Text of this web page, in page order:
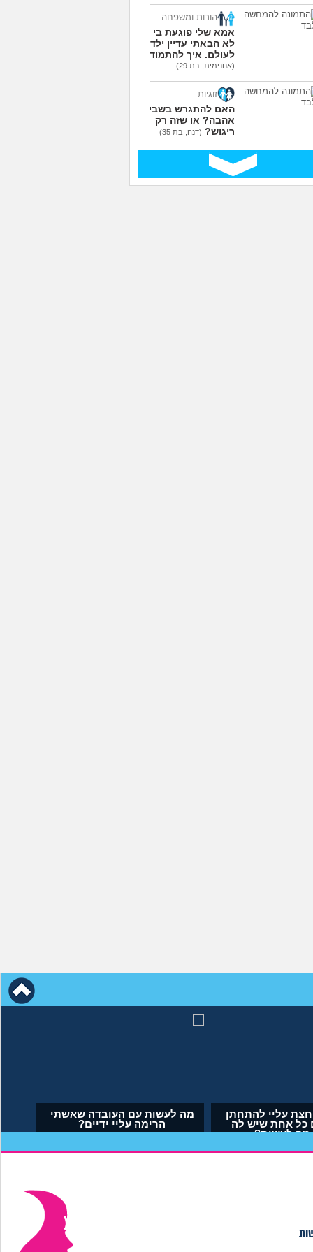
הורות ומשפחה
אמא שלי פוגעת בי כי
לא הבאתי עדיין ילדים
לעולם. איך להתמודד?
(אנונימית, בת 29)
זוגיות
האם להתגרש בשביל
אהבה? או שזה רק
ריגוש? (דנה, בת 35)
בי כי לא הבאתי
לעולם. איך
אמא שלי לוחצת עליי להתחתן
בשידוך עם כל אחת שיש לה
דופק, מה לעשות?